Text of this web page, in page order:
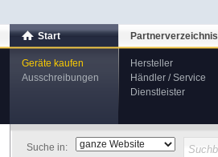
Start
Geräte kaufen
Ausschreibungen
Partnerverzeichnis
Hersteller
Händler / Service
Dienstleister
Suche in: